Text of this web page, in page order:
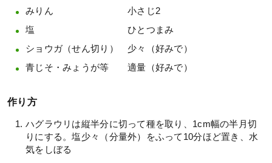
みりん 小さじ2
塩 ひとつまみ
ショウガ（せん切り） 少々（好みで）
青じそ・みょうが等 適量（好みで）
作り方
ハグラウリは縦半分に切って種を取り、1cm幅の半月切
りにする。塩少々（分量外）をふって10分ほど置き、水
気をしぼる